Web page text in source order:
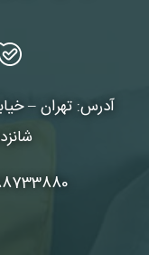
آدرس: تهران –
/// 021-88730621